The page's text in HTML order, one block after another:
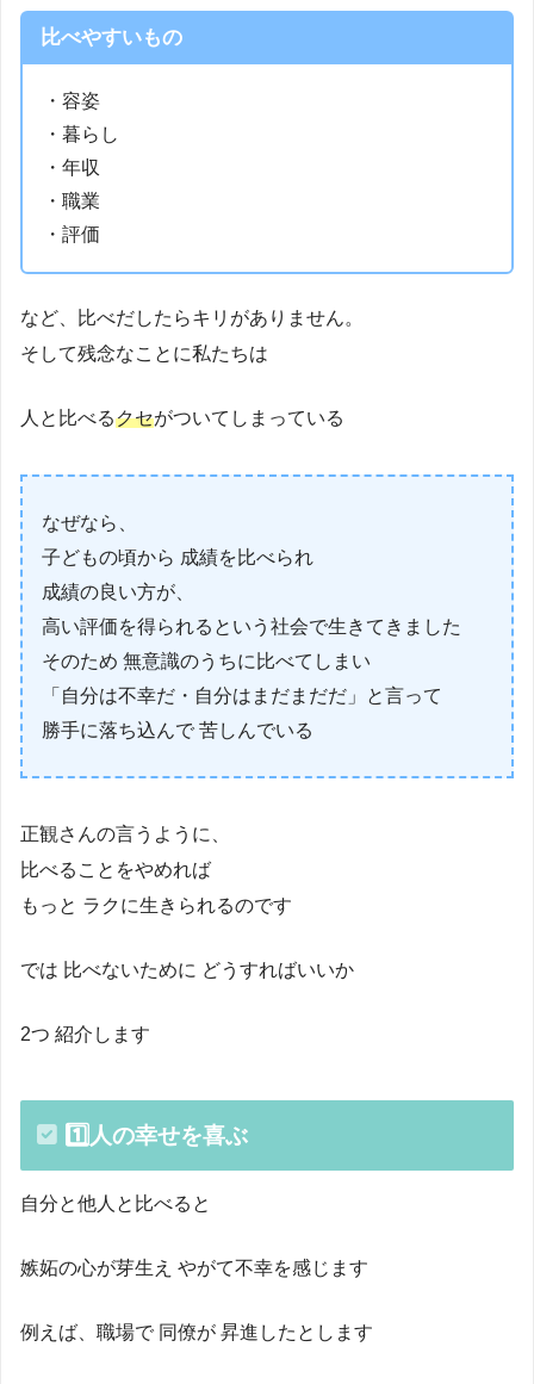
比べやすいもの
・容姿
・暮らし
・年収
・職業
・評価
など、比べだしたらキリがありません。
そして残念なことに私たちは
人と比べるクセがついてしまっている
なぜなら、
子どもの頃から 成績を比べられ
成績の良い方が、
高い評価を得られるという社会で生きてきました
そのため 無意識のうちに比べてしまい
「自分は不幸だ・自分はまだまだだ」と言って
勝手に落ち込んで 苦しんでいる
正観さんの言うように、
比べることをやめれば
もっと ラクに生きられるのです
では 比べないために どうすればいいか
2つ 紹介します
1️⃣人の幸せを喜ぶ
自分と他人と比べると
嫉妬の心が芽生え やがて不幸を感じます
例えば、職場で 同僚が 昇進したとします